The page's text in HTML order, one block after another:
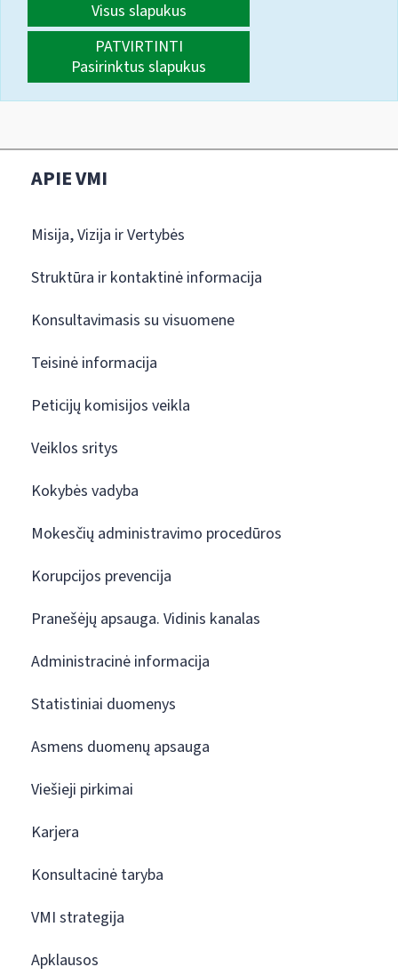
Visus slapukus
PATVIRTINTI
Pasirinktus slapukus
APIE VMI
Misija, Vizija ir Vertybės
Struktūra ir kontaktinė informacija
Konsultavimasis su visuomene
Teisinė informacija
Peticijų komisijos veikla
Veiklos sritys
Kokybės vadyba
Mokesčių administravimo procedūros
Korupcijos prevencija
Pranešėjų apsauga. Vidinis kanalas
Administracinė informacija
Statistiniai duomenys
Asmens duomenų apsauga
Viešieji pirkimai
Karjera
Konsultacinė taryba
VMI strategija
Apklausos